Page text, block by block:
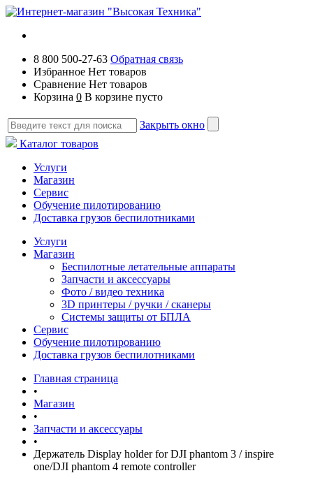
8 800 500-27-63 Обратная связь
Избранное Нет товаров
Сравнение Нет товаров
Корзина 0 В корзине пусто
Закрыть окно
Каталог товаров
Услуги
Магазин
Сервис
Обучение пилотированию
Доставка грузов беспилотниками
Услуги
Магазин
Беспилотные летательные аппараты
Запчасти и аксессуары
Фото / видео техника
3D принтеры / ручки / сканеры
Системы защиты от БПЛА
Сервис
Обучение пилотированию
Доставка грузов беспилотниками
Главная страница
•
Магазин
•
Запчасти и аксессуары
•
Держатель Display holder for DJI phantom 3 / inspire
one/DJI phantom 4 remote controller